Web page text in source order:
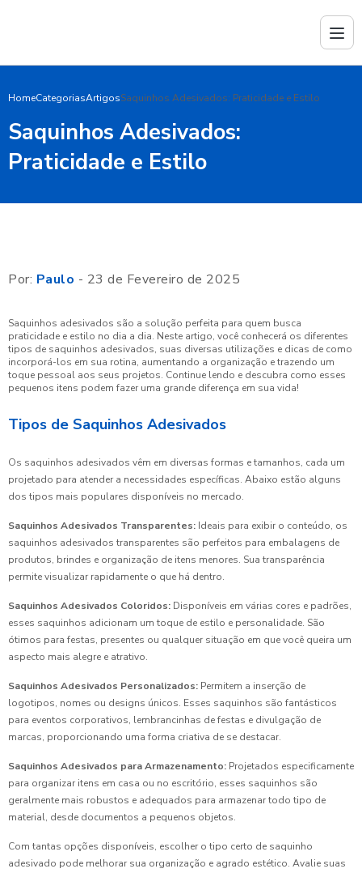
HomeCategoriasArtigosSaquinhos Adesivados: Praticidade e Estilo
Saquinhos Adesivados:
Praticidade e Estilo
Por: Paulo - 23 de Fevereiro de 2025
Saquinhos adesivados são a solução perfeita para quem busca
praticidade e estilo no dia a dia. Neste artigo, você conhecerá os diferentes
tipos de saquinhos adesivados, suas diversas utilizações e dicas de como
incorporá-los em sua rotina, aumentando a organização e trazendo um
toque pessoal aos seus projetos. Continue lendo e descubra como esses
pequenos itens podem fazer uma grande diferença em sua vida!
Tipos de Saquinhos Adesivados
Os saquinhos adesivados vêm em diversas formas e tamanhos, cada um
projetado para atender a necessidades específicas. Abaixo estão alguns
dos tipos mais populares disponíveis no mercado.
Saquinhos Adesivados Transparentes: Ideais para exibir o conteúdo, os
saquinhos adesivados transparentes são perfeitos para embalagens de
produtos, brindes e organização de itens menores. Sua transparência
permite visualizar rapidamente o que há dentro.
Saquinhos Adesivados Coloridos: Disponíveis em várias cores e padrões,
esses saquinhos adicionam um toque de estilo e personalidade. São
ótimos para festas, presentes ou qualquer situação em que você queira um
aspecto mais alegre e atrativo.
Saquinhos Adesivados Personalizados: Permitem a inserção de
logotipos, nomes ou designs únicos. Esses saquinhos são fantásticos
para eventos corporativos, lembrancinhas de festas e divulgação de
marcas, proporcionando uma forma criativa de se destacar.
Saquinhos Adesivados para Armazenamento: Projetados especificamente
para organizar itens em casa ou no escritório, esses saquinhos são
geralmente mais robustos e adequados para armazenar todo tipo de
material, desde documentos a pequenos objetos.
Com tantas opções disponíveis, escolher o tipo certo de saquinho
adesivado pode melhorar sua organização e agrado estético. Avalie suas